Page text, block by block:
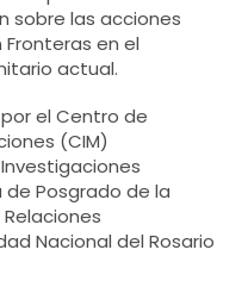
sobre las acciones
en el
actual.
el Centro de
(CIM)
Posgrado de la
Nacional del Rosario